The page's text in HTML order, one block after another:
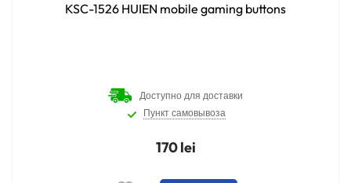
KSC-1526 HUIEN mobile gaming buttons
Доступно для доставки
Пункт самовывоза
170 lei